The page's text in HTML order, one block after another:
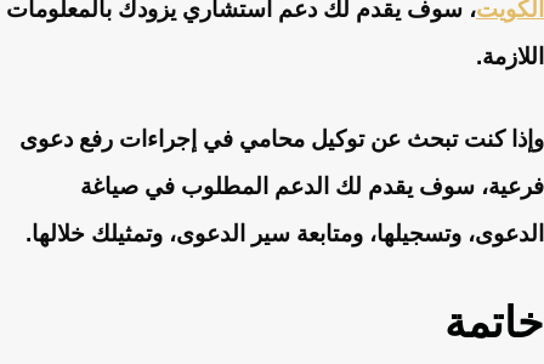
الكويت، سوف يقدم لك دعم استشاري يزودك بالمعلومات
اللازمة.
وإذا كنت تبحث عن توكيل محامي في إجراءات رفع دعوى
فرعية، سوف يقدم لك الدعم المطلوب في صياغة
الدعوى، وتسجيلها، ومتابعة سير الدعوى، وتمثيلك خلالها.
خاتمة